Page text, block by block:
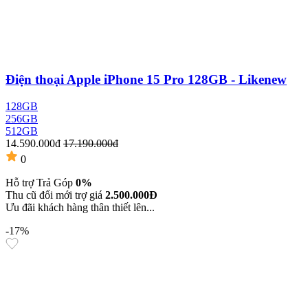
Điện thoại Apple iPhone 15 Pro 128GB - Likenew
128GB
256GB
512GB
14.590.000đ 17.190.000đ
0
Hỗ trợ Trả Góp 0%
Thu cũ đổi mới trợ giá 2.500.000Đ
Ưu đãi khách hàng thân thiết lên...
-17%